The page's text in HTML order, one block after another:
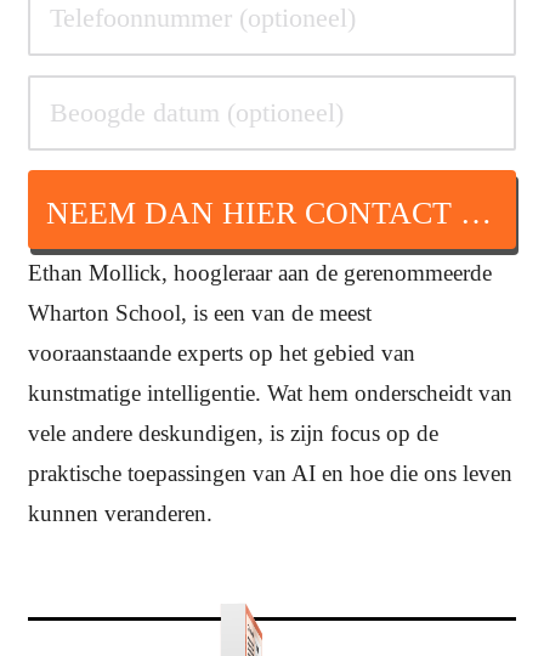
NEEM DAN HIER CONTACT OP
Ethan Mollick, hoogleraar aan de gerenommeerde
Wharton School, is een van de meest
vooraanstaande experts op het gebied van
kunstmatige intelligentie. Wat hem onderscheidt van
vele andere deskundigen, is zijn focus op de
praktische toepassingen van AI en hoe die ons leven
kunnen veranderen.